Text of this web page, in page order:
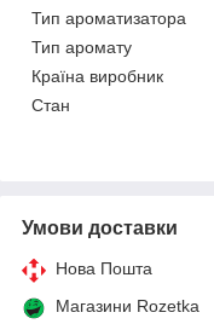
Тип ароматизатора
Тип аромату
Країна виробник
Стан
Умови доставки
Нова Пошта
Магазини Rozetka